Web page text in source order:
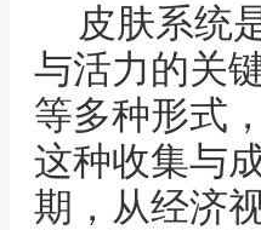
皮肤系统
与活力的关
等多种形式
这种收集与
期，从经济